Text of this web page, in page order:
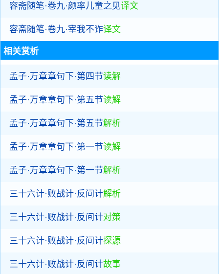
容斋随笔·卷九·颜率儿童之见译文
容斋随笔·卷九·宰我不诈译文
相关赏析
孟子·万章章句下·第四节读解
孟子·万章章句下·第五节读解
孟子·万章章句下·第五节解析
孟子·万章章句下·第一节读解
孟子·万章章句下·第一节解析
三十六计·败战计·反间计解析
三十六计·败战计·反间计对策
三十六计·败战计·反间计探源
三十六计·败战计·反间计故事